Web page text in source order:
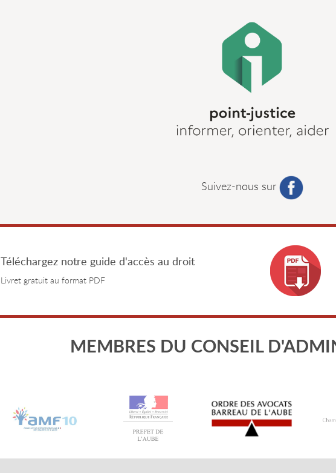
Suivez-nous sur
Téléchargez notre guide d'accès au droit
Livret gratuit au format PDF
MEMBRES DU CONSEIL